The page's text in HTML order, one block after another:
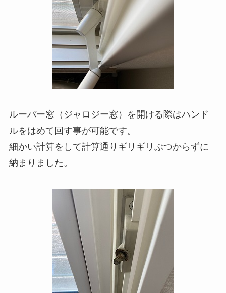
ルーバー窓（ジャロジー窓）を開ける際はハンド
ルをはめて回す事が可能です。
細かい計算をして計算通りギリギリぶつからずに
納まりました。